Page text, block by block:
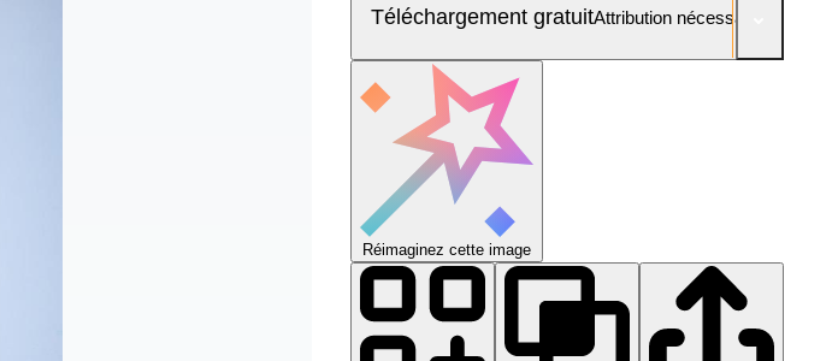
Téléchargement gratuitAttribution nécessaire
Réimaginez cette image